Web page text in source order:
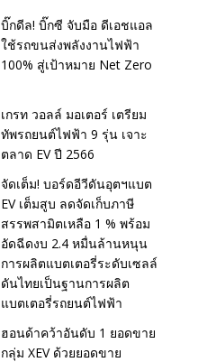
บิ๊กดีล! บิ๊กซี จับมือ ดีเอชแอล
ใช้รถขนส่งพลังงานไฟฟ้า
100% สู่เป้าหมาย Net Zero
เกรท วอลล์ มอเตอร์ เตรียม
ทัพรถยนต์ไฟฟ้า 9 รุ่น เจาะ
ตลาด EV ปี 2566
จัดเต็ม! บอร์ดอีวีดันอุตฯแบต
EV เต็มสูบ ลดจัดเก็บภาษี
สรรพสามิตเหลือ 1 % พร้อม
อัดฉีดงบ 2.4 หมื่นล้านหนุน
การผลิตแบตเตอรี่ระดับเซลล์
ดันไทยเป็นฐานการผลิต
แบตเตอรี่รถยนต์ไฟฟ้า
ฮอนด้าคว้าอันดับ 1 ยอดขาย
กลุ่ม XEV ด้วยยอดขาย